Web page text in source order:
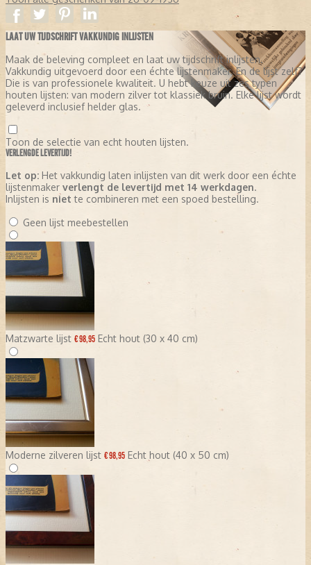
LAAT UW TIJDSCHRIFT VAKKUNDIG INLIJSTEN
Maak de beleving compleet en laat uw tijdschrift inlijsten.
Vakkundig uitgevoerd door een échte lijstenmaker. En de lijst zelf?
Die is van professionele kwaliteit. U hebt keuze uit zes typen
houten lijsten: van modern zilver tot klassiek bruin. Elke lijst wordt
geleverd inclusief helder glas.
Toon de selectie van echt houten lijsten.
VERLENGDE LEVERTIJD!
Let op: Het vakkundig laten inlijsten van dit werk door een échte
lijstenmaker verlengt de levertijd met 14 werkdagen.
Inlijsten is niet te combineren met een spoed bestelling.
Geen lijst meebestellen
Matzwarte lijst € 98,95 Echt hout (30 x 40 cm)
Moderne zilveren lijst € 98,95 Echt hout (40 x 50 cm)